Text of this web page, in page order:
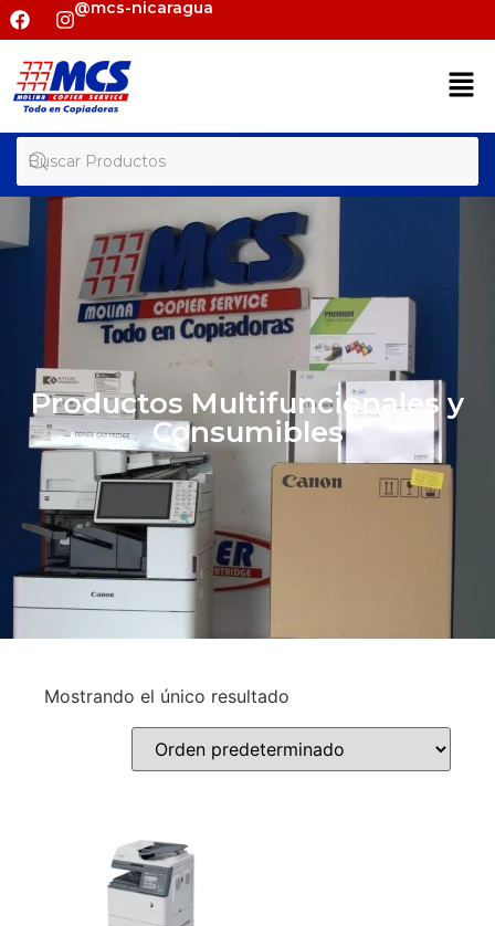
@mcs-nicaragua
Productos Multifuncionales y
Consumibles
Mostrando el único resultado